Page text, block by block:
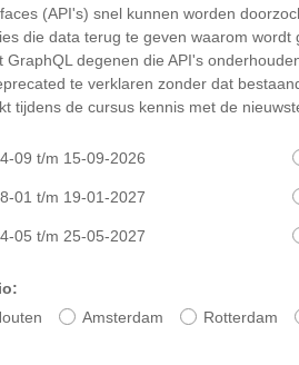
(API's) snel kunnen worden
die data terug te geven waarom
GraphQL degenen die API's
te verklaren zonder dat
tijdens de cursus kennis met de
09 t/m 15-09-2026
01 t/m 19-01-2027
05 t/m 25-05-2027
Amsterdam Rotterdam